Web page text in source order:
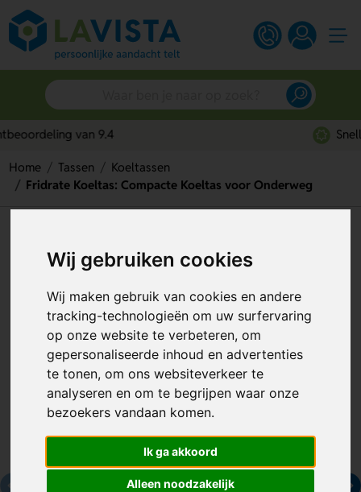
Wij gebruiken cookies
Wij maken gebruik van cookies en andere
tracking-technologieën om uw surfervaring
op onze website te verbeteren, om
gepersonaliseerde inhoud en advertenties
te tonen, om ons websiteverkeer te
analyseren en om te begrijpen waar onze
bezoekers vandaan komen.
Ik ga akkoord
Alleen noodzakelijk
Home Tassen
Koeltassen
Fridrate Koeltas: Compacte Koeltas voor Onderweg
Koeltas voor Onderweg
Artikelnummer: 133101